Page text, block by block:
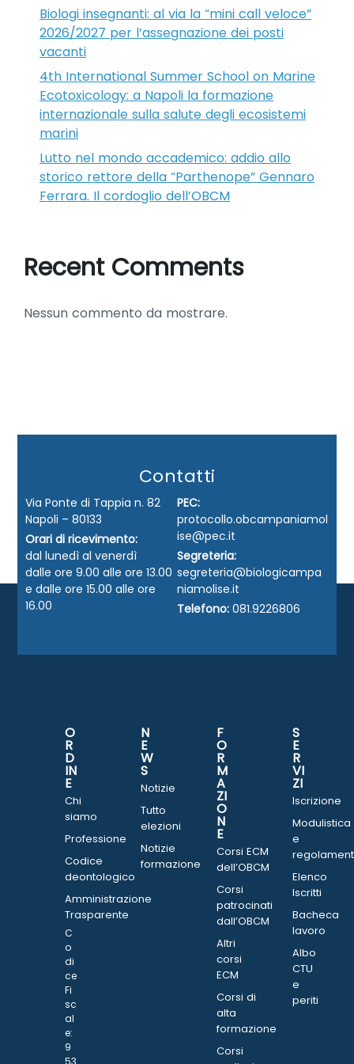
Biologi insegnanti: al via la “mini call veloce”
2026/2027 per l’assegnazione dei posti
vacanti
4th International Summer School on Marine
Ecotoxicology: a Napoli la formazione
internazionale sulla salute degli ecosistemi
marini
Lutto nel mondo accademico: addio allo
storico rettore della “Parthenope” Gennaro
Ferrara. Il cordoglio dell’OBCM
Recent Comments
Nessun commento da mostrare.
Contatti
Via Ponte di Tappia n. 82
Napoli – 80133
Orari di ricevimento:
dal lunedì al venerdì
dalle ore 9.00 alle ore 13.00
e dalle ore 15.00 alle ore
16.00
PEC:
protocollo.obcampaniamol
ise@pec.it
Segreteria:
segreteria@biologicampa
niamolise.it
Telefono: 081.9226806
O
R
D
IN
E
Chi
siamo
Professione
Codice
deontologico
Amministrazione
Trasparente
C
o
di
ce
Fi
sc
al
e:
9
N
E
W
S
Notizie
Tutto
elezioni
Notizie
formazione
F
O
R
M
A
ZI
O
N
E
Corsi ECM
dell’OBCM
Corsi
patrocinati
dall’OBCM
Altri
corsi
ECM
Corsi di
alta
formazione
Corsi
S
E
R
VI
ZI
Iscrizione
Modulistica
e
Elenco
Iscritti
Bacheca
lavoro
Albo
CTU
e
periti